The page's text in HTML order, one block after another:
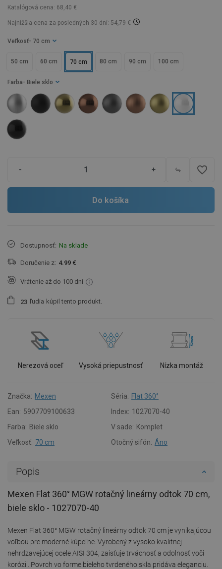
Katalógová cena: 68,40 €
Najnižšia cena za posledných 30 dní: 54,79 €
Veľkosť - 70 cm
50 cm 60 cm 70 cm 80 cm 90 cm 100 cm
Farba - Biele sklo
- + favorite_border
Do košíka
Dostupnosť: Na sklade
Doručenie z: 4.99 €
Vrátenie až do 100 dní
23 ľudia kúpil tento produkt.
Nerezová oceľ Vysoká priepustnosť Nízka montáž
Značka: Mexen Séria: Flat 360°
Ean: 5907709100633 Index: 1027070-40
Farba: Biele sklo V sade: Komplet
Veľkosť: 70 cm Otočný sifón: Áno
Popis
Mexen Flat 360° MGW rotačný lineárny odtok 70 cm,
biele sklo - 1027070-40
Mexen Flat 360° MGW rotačný lineárny odtok 70 cm je vynikajúcou
voľbou pre moderné kúpeľne. Vyrobený z vysoko kvalitnej
nehrdzavejúcej ocele AISI 304, zaisťuje trvácnosť a odolnosť voči
korózii. Povrch vo forme bieleho tvrdeného skla pridáva eleganciu.